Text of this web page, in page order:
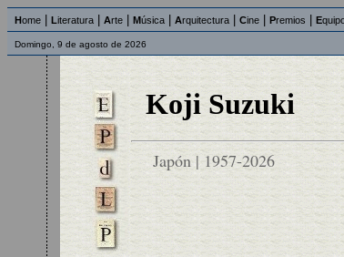
Home Literatura Arte Música Arquitectura Cine Premios E
Domingo, 9 de agosto de 2026
Koji Suzuki
Japón | 1957-2026